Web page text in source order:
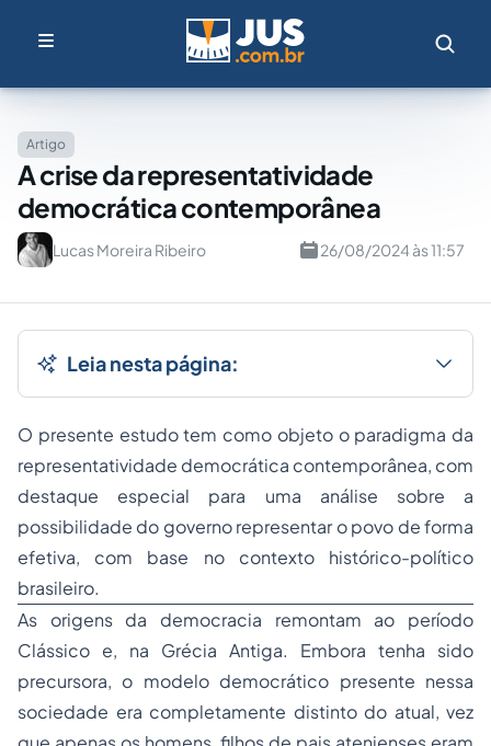
Artigo
A crise da representatividade
democrática contemporânea
Lucas Moreira Ribeiro 26/08/2024 às 11:57
Leia nesta página:
O presente estudo tem como objeto o paradigma da
representatividade democrática contemporânea, com
destaque especial para uma análise sobre a
possibilidade do governo representar o povo de forma
efetiva, com base no contexto histórico-político
brasileiro.
As origens da democracia remontam ao período
Clássico e, na Grécia Antiga. Embora tenha sido
precursora, o modelo democrático presente nessa
sociedade era completamente distinto do atual, vez